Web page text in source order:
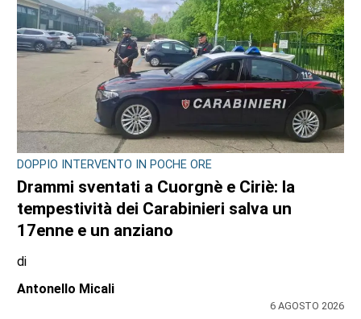
DOPPIO INTERVENTO IN POCHE ORE
Drammi sventati a Cuorgnè e Ciriè: la
tempestività dei Carabinieri salva un
17enne e un anziano
di
Antonello Micali
6 AGOSTO 2026